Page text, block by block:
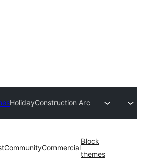
HolidayConstruction Arc
CommunityCommercial
Block
themes